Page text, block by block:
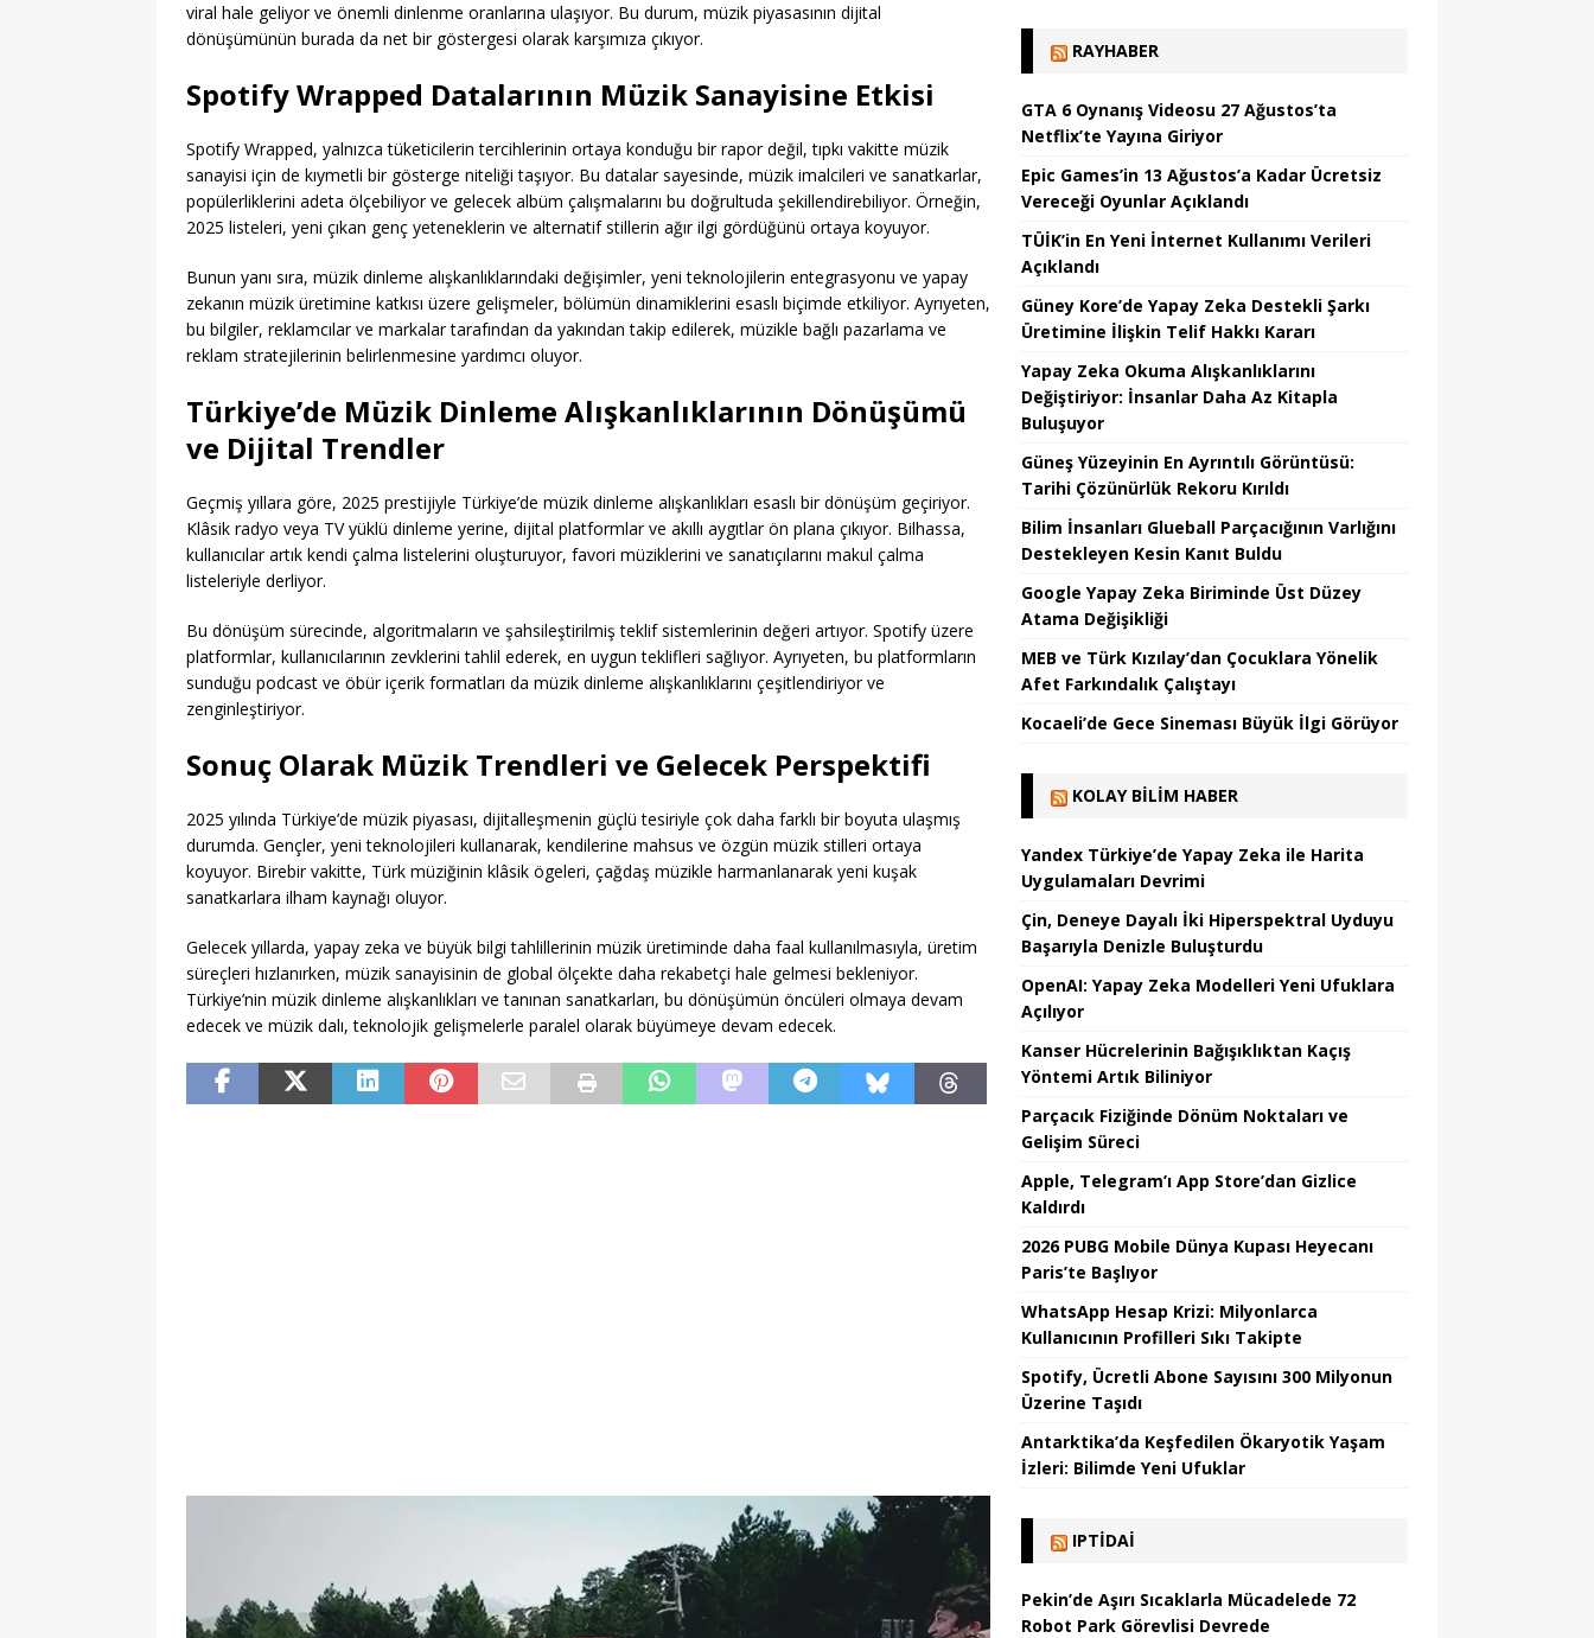
viral hale geliyor ve önemli dinlenme oranlarına ulaşıyor. Bu durum, müzik piyasasının dijital
dönüşümünün burada da net bir göstergesi olarak karşımıza çıkıyor.
Spotify Wrapped Datalarının Müzik Sanayisine Etkisi
Spotify Wrapped, yalnızca tüketicilerin tercihlerinin ortaya konduğu bir rapor değil, tıpkı vakitte müzik
sanayisi için de kıymetli bir gösterge niteliği taşıyor. Bu datalar sayesinde, müzik imalcileri ve sanatkarlar,
popülerliklerini adeta ölçebiliyor ve gelecek albüm çalışmalarını bu doğrultuda şekillendirebiliyor. Örneğin,
2025 listeleri, yeni çıkan genç yeteneklerin ve alternatif stillerin ağır ilgi gördüğünü ortaya koyuyor.
Bunun yanı sıra, müzik dinleme alışkanlıklarındaki değişimler, yeni teknolojilerin entegrasyonu ve yapay
zekanın müzik üretimine katkısı üzere gelişmeler, bölümün dinamiklerini esaslı biçimde etkiliyor. Ayrıyeten,
bu bilgiler, reklamcılar ve markalar tarafından da yakından takip edilerek, müzikle bağlı pazarlama ve
reklam stratejilerinin belirlenmesine yardımcı oluyor.
Türkiye’de Müzik Dinleme Alışkanlıklarının Dönüşümü
ve Dijital Trendler
Geçmiş yıllara göre, 2025 prestijiyle Türkiye’de müzik dinleme alışkanlıkları esaslı bir dönüşüm geçiriyor.
Klâsik radyo veya TV yüklü dinleme yerine, dijital platformlar ve akıllı aygıtlar ön plana çıkıyor. Bilhassa,
kullanıcılar artık kendi çalma listelerini oluşturuyor, favori müziklerini ve sanatıçılarını makul çalma
listeleriyle derliyor.
Bu dönüşüm sürecinde, algoritmaların ve şahsileştirilmiş teklif sistemlerinin değeri artıyor. Spotify üzere
platformlar, kullanıcılarının zevklerini tahlil ederek, en uygun teklifleri sağlıyor. Ayrıyeten, bu platformların
sunduğu podcast ve öbür içerik formatları da müzik dinleme alışkanlıklarını çeşitlendiriyor ve
zenginleştiriyor.
Sonuç Olarak Müzik Trendleri ve Gelecek Perspektifi
2025 yılında Türkiye’de müzik piyasası, dijitalleşmenin güçlü tesiriyle çok daha farklı bir boyuta ulaşmış
durumda. Gençler, yeni teknolojileri kullanarak, kendilerine mahsus ve özgün müzik stilleri ortaya
koyuyor. Birebir vakitte, Türk müziğinin klâsik ögeleri, çağdaş müzikle harmanlanarak yeni kuşak
sanatkarlara ilham kaynağı oluyor.
Gelecek yıllarda, yapay zeka ve büyük bilgi tahlillerinin müzik üretiminde daha faal kullanılmasıyla, üretim
süreçleri hızlanırken, müzik sanayisinin de global ölçekte daha rekabetçi hale gelmesi bekleniyor.
Türkiye’nin müzik dinleme alışkanlıkları ve tanınan sanatkarları, bu dönüşümün öncüleri olmaya devam
edecek ve müzik dalı, teknolojik gelişmelerle paralel olarak büyümeye devam edecek.
RAYHABER
GTA 6 Oynanış Videosu 27 Ağustos’ta
Netflix’te Yayına Giriyor
Epic Games’in 13 Ağustos’a Kadar Ücretsiz
Vereceği Oyunlar Açıklandı
TÜİK’in En Yeni İnternet Kullanımı Verileri
Açıklandı
Güney Kore’de Yapay Zeka Destekli Şarkı
Üretimine İlişkin Telif Hakkı Kararı
Yapay Zeka Okuma Alışkanlıklarını
Değiştiriyor: İnsanlar Daha Az Kitapla
Buluşuyor
Güneş Yüzeyinin En Ayrıntılı Görüntüsü:
Tarihi Çözünürlük Rekoru Kırıldı
Bilim İnsanları Glueball Parçacığının Varlığını
Destekleyen Kesin Kanıt Buldu
Google Yapay Zeka Biriminde Üst Düzey
Atama Değişikliği
MEB ve Türk Kızılay’dan Çocuklara Yönelik
Afet Farkındalık Çalıştayı
Kocaeli’de Gece Sineması Büyük İlgi Görüyor
KOLAY BILIM HABER
Yandex Türkiye’de Yapay Zeka ile Harita
Uygulamaları Devrimi
Çin, Deneye Dayalı İki Hiperspektral Uyduyu
Başarıyla Denizle Buluşturdu
OpenAI: Yapay Zeka Modelleri Yeni Ufuklara
Açılıyor
Kanser Hücrelerinin Bağışıklıktan Kaçış
Yöntemi Artık Biliniyor
Parçacık Fiziğinde Dönüm Noktaları ve
Gelişim Süreci
Apple, Telegram’ı App Store’dan Gizlice
Kaldırdı
2026 PUBG Mobile Dünya Kupası Heyecanı
Paris’te Başlıyor
WhatsApp Hesap Krizi: Milyonlarca
Kullanıcının Profilleri Sıkı Takipte
Spotify, Ücretli Abone Sayısını 300 Milyonun
Üzerine Taşıdı
Antarktika’da Keşfedilen Ökaryotik Yaşam
İzleri: Bilimde Yeni Ufuklar
IPTIDAI
Pekin’de Aşırı Sıcaklarla Mücadelede 72
Robot Park Görevlisi Devrede